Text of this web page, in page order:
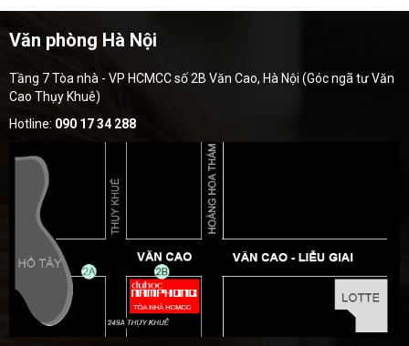
Văn phòng Hà Nội
Tầng 7 Tòa nhà - VP HCMCC số 2B Văn Cao, Hà Nội (Góc ngã tư Văn
Cao Thụy Khuê)
Hotline: 090 17 34 288